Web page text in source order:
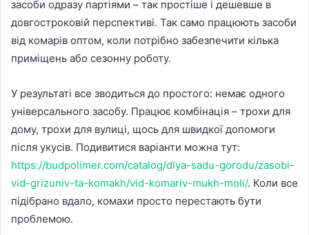
засоби одразу партіями – так простіше і дешевше в
довгостроковій перспективі. Так само працюють засоби
від комарів оптом, коли потрібно забезпечити кілька
приміщень або сезонну роботу.
У результаті все зводиться до простого: немає одного
універсального засобу. Працює комбінація – трохи для
дому, трохи для вулиці, щось для швидкої допомоги
після укусів. Подивитися варіанти можна тут:
https://budpolimer.com/catalog/dlya-sadu-gorodu/zasobi-
vid-grizuniv-ta-komakh/vid-komariv-mukh-moli/. Коли все
підібрано вдало, комахи просто перестають бути
проблемою.